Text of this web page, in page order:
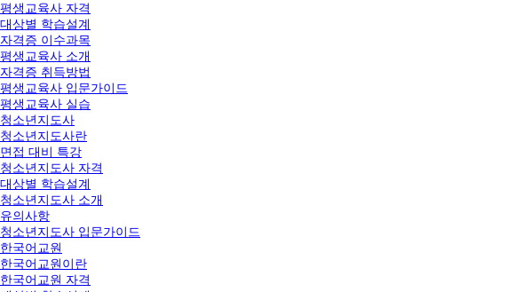
평생교육사 자격
대상별 학습설계
자격증 이수과목
평생교육사 소개
자격증 취득방법
평생교육사 입문가이드
평생교육사 실습
청소년지도사
청소년지도사란
면접 대비 특강
청소년지도사 자격
대상별 학습설계
청소년지도사 소개
유의사항
청소년지도사 입문가이드
한국어교원
한국어교원이란
한국어교원 자격